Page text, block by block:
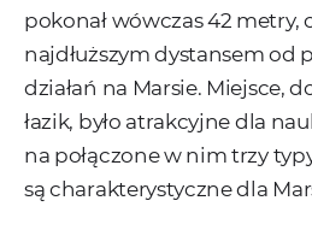
pokonał wówczas 42 metry,
najdłuższym dystansem od
działań na Marsie. Miejsce,
łazik, było atrakcyjne dla
na połączone w nim trzy
są charakterystyczne dla